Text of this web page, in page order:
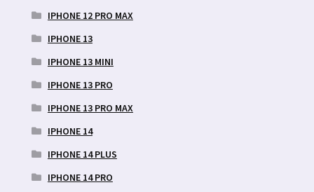
IPHONE 12 PRO MAX
IPHONE 13
IPHONE 13 MINI
IPHONE 13 PRO
IPHONE 13 PRO MAX
IPHONE 14
IPHONE 14 PLUS
IPHONE 14 PRO